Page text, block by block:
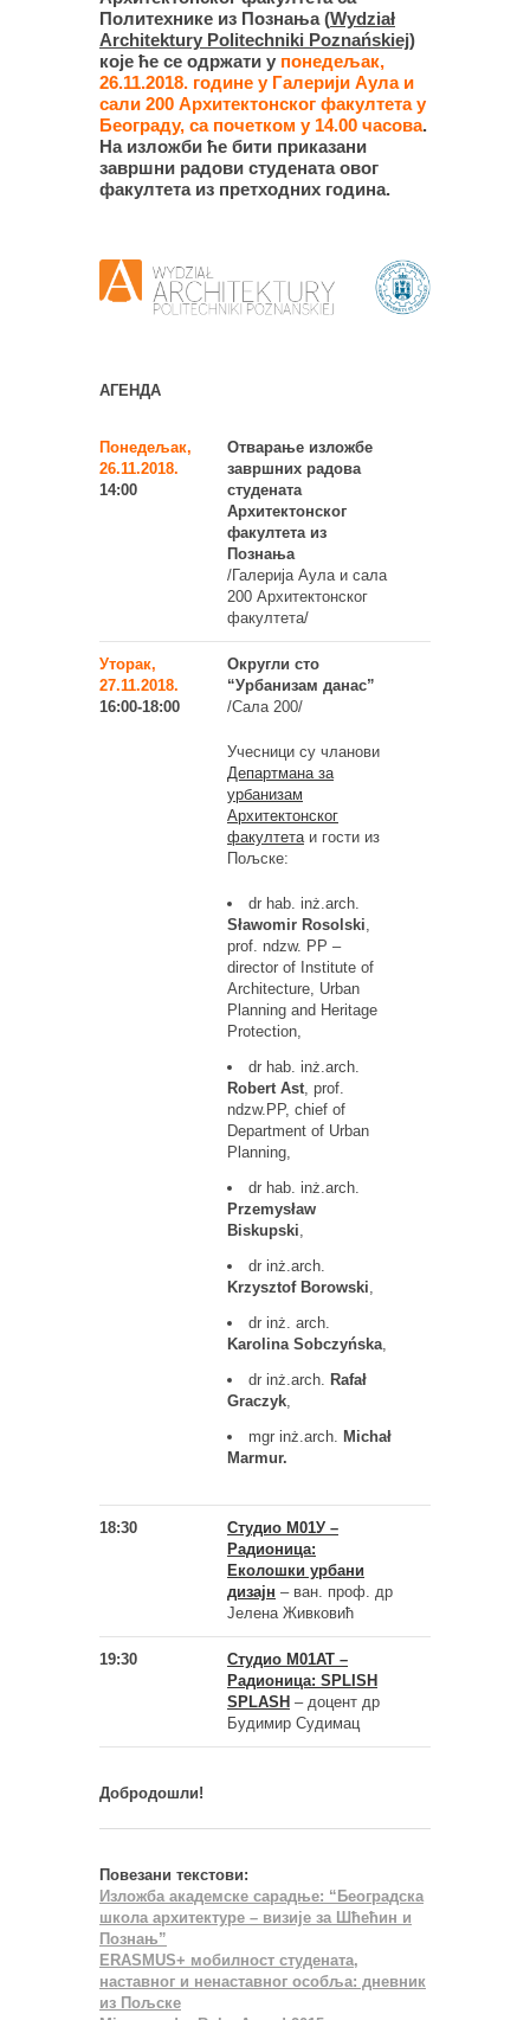
Политехнике из Познања (Wydział
Architektury Politechniki Poznańskiej)
које ће се одржати у понедељак,
26.11.2018. године у Галерији Аула и
сали 200 Архитектонског факултета у
Београду, са почетком у 14.00 часова.
На изложби ће бити приказани
завршни радови студената овог
факултета из претходних година.
АГЕНДА
Понедељак,
26.11.2018.
14:00
Отварање изложбе
завршних радова
студената
Архитектонског
факултета из
Познања
/Галерија Аула и сала
200 Архитектонског
факултета/
Уторак,
27.11.2018.
16:00-18:00
Округли сто
“Урбанизам данас”
/Сала 200/
Учесници су чланови
Департмана за
урбанизам
Архитектонског
факултета и гости из
Пољске:
dr hab. inż.arch.
Sławomir Rosolski
prof. ndzw. PP –
director of Institute of
Architecture, Urban
Planning and Heritage
Protection,
dr hab. inż.arch.
Robert Ast , prof.
ndzw.PP, chief of
Department of Urban
Planning,
dr hab. inż.arch.
Przemysław
Biskupski
dr inż.arch.
Krzysztof Borowski
dr inż. arch.
Karolina Sobczyńska
dr inż.arch.
Rafał
Graczyk
mgr inż.arch.
Michał
Marmur.
18:30
Студио М01У –
Радионица:
Еколошки урбани
дизајн – ван. проф. др
Јелена Живковић
19:30
Студио М01АТ –
Радионица: SPLISH
SPLASH – доцент др
Будимир Судимац
Добродошли!
Повезани текстови:
Изложба академске сарадње: “Београдска
школа архитектуре – визије за Шћећин и
Познањ”
ERASMUS+ мобилност студената,
наставног и ненаставног особља: дневник
из Пољске